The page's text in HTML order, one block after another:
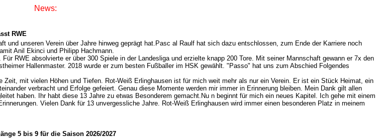
News:
RWE
und unseren Verein über Jahre hinweg geprägt hat.Pasc al Raulf hat sich dazu entschlossen, zum Ende der Karriere noch
Anil Ekinci und Philipp Hachmann.
RWE absolvierte er über 300 Spiele in der Landesliga und erzielte knapp 200 Tore. Mit seiner Mannschaft gewann er 7x den
Hallenmaster. 2018 wurde er zum besten Fußballer im HSK gewählt. "Passo" hat uns zum Abschied Folgendes
mit vielen Höhen und Tiefen. Rot-Weiß Erlinghausen ist für mich weit mehr als nur ein Verein. Er ist ein Stück Heimat, ein
verbracht und Erfolge gefeiert. Genau diese Momente werden mir immer in Erinnerung bleiben. Mein Dank gilt allen
haben. Ihr habt diese 13 Jahre zu etwas Besonderem gemacht.Nu n beginnt für mich ein neues Kapitel. Ich gehe mit einem
Vielen Dank für 13 unvergessliche Jahre. Rot-Weiß Erlinghausen wird immer einen besonderen Platz in meinem
5 bis 9 für die Saison 2026/2027